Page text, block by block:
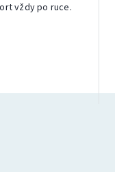
vždy po ruce.